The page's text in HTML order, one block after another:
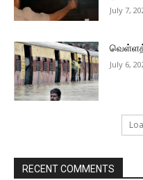
July 7,
July 6,
RECENT COMMENTS